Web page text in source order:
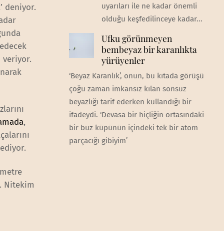
deniyor.
veriyor.
,
Nitekim
uyarıları ile ne kadar önemli
olduğu keşfedilinceye kadar...
Ufku görünmeyen
bembeyaz bir karanlıkta
yürüyenler
‘Beyaz Karanlık’, onun, bu kıtada görüşü
çoğu zaman imkansız kılan sonsuz
beyazlığı tarif ederken kullandığı bir
ifadeydi. ‘Devasa bir hiçliğin ortasındaki
bir buz küpünün içindeki tek bir atom
parçacığı gibiyim’